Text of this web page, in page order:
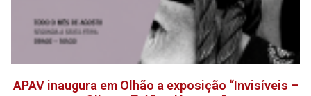
APAV inaugura em Olhão a exposição “Invisíveis –